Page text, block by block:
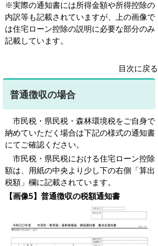
※実際の通知書には所得金額や所得控除の
内訳等も記載されていますが、上の画像で
は住宅ローン控除の説明に必要な部分のみ
記載しています。
目次に戻る
普通徴収の場合
市民税・県民税・森林環境税をご自身で
納めていただく場合は下記の様式の通知書
にてご確認ください。
市民税・県民税における住宅ローン控除
額は、用紙の中央より少し下の右側「算出
税額」欄に記載されています。
【画像5】普通徴収の税額通知書